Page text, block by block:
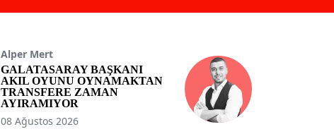
Alper Mert
GALATASARAY BAŞKANI
AKIL OYUNU OYNAMAKTAN
TRANSFERE ZAMAN
AYIRAMIYOR
08 Ağustos 2026